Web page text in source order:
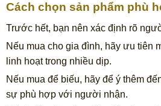
Cách chọn sản phẩm phù
Trước hết, bạn nên xác định rõ
Nếu mua cho gia đình, hãy ưu tiên
linh hoạt trong nhiều dịp.
Nếu mua để biếu, hãy để ý thêm
sự phù hợp với người nhận.